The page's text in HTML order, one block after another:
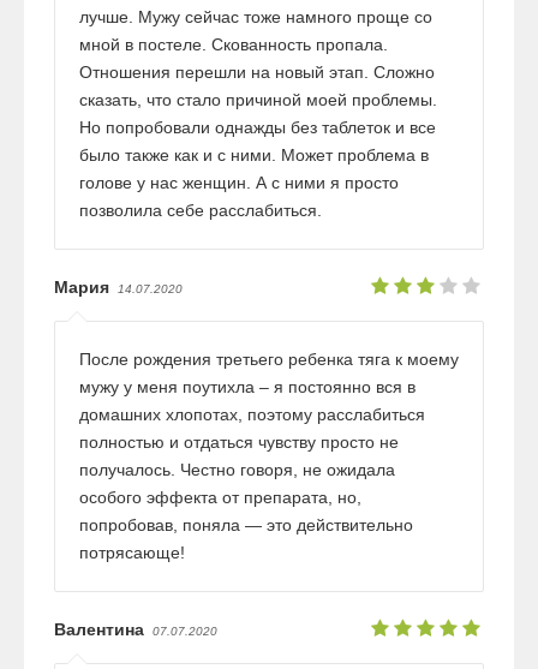
лучше. Мужу сейчас тоже намного проще со
мной в постеле. Скованность пропала.
Отношения перешли на новый этап. Сложно
сказать, что стало причиной моей проблемы.
Но попробовали однажды без таблеток и все
было также как и с ними. Может проблема в
голове у нас женщин. А с ними я просто
позволила себе расслабиться.
Мария 14.07.2020
После рождения третьего ребенка тяга к моему
мужу у меня поутихла – я постоянно вся в
домашних хлопотах, поэтому расслабиться
полностью и отдаться чувству просто не
получалось. Честно говоря, не ожидала
особого эффекта от препарата, но,
попробовав, поняла — это действительно
потрясающе!
Валентина 07.07.2020